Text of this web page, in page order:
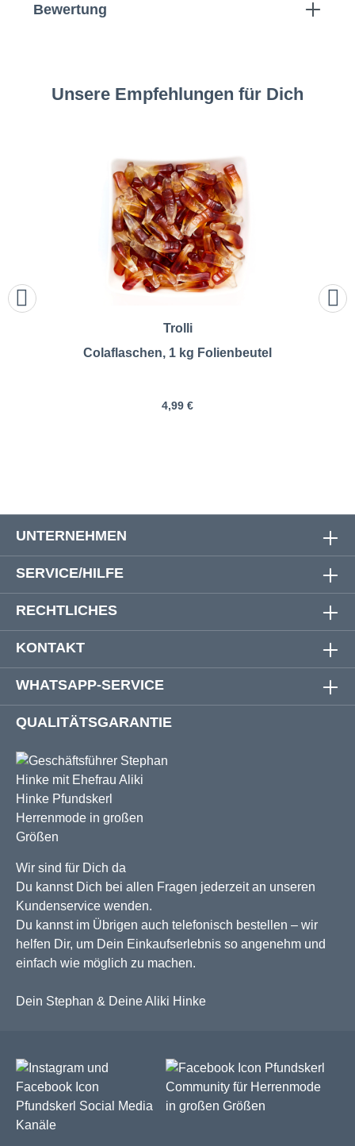
Bewertung
Unsere Empfehlungen für Dich
Trolli
Colaflaschen, 1 kg Folienbeutel
4,99 €
UNTERNEHMEN
SERVICE/HILFE
RECHTLICHES
KONTAKT
WHATSAPP-SERVICE
QUALITÄTSGARANTIE
Wir sind für Dich da
Du kannst Dich bei allen Fragen jederzeit an unseren
Kundenservice wenden.
Du kannst im Übrigen auch telefonisch bestellen – wir
helfen Dir, um Dein Einkaufserlebnis so angenehm und
einfach wie möglich zu machen.
Dein Stephan & Deine Aliki Hinke